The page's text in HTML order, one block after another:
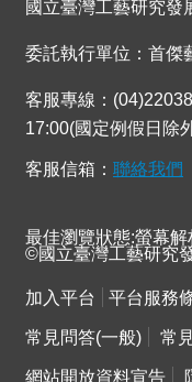
國立臺灣工藝研究發
委託執行單位：首傑
客服專線：
17:00(國定例假日除
客服信箱： 聯絡我們
最佳瀏覽狀態:螢幕
©國立臺灣工藝研究
加入平台 平台服務
常見問答(一般) 常
網站開放資料宣告